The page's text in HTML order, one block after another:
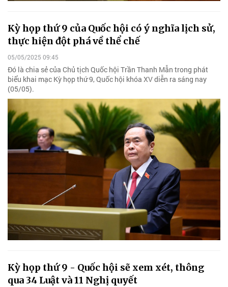
Kỳ họp thứ 9 của Quốc hội có ý nghĩa lịch sử,
thực hiện đột phá về thể chế
05/05/2025 09:45
Đó là chia sẻ của Chủ tịch Quốc hội Trần Thanh Mẫn trong phát
biểu khai mạc Kỳ họp thứ 9, Quốc hội khóa XV diễn ra sáng nay
(05/05).
Kỳ họp thứ 9 - Quốc hội sẽ xem xét, thông
qua 34 Luật và 11 Nghị quyết